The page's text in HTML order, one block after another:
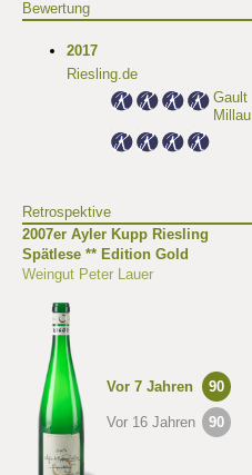
Bewertung
2017
Riesling.de
Gault
Millau
Retrospektive
2007er Ayler Kupp Riesling
Spätlese ** Edition Gold
Weingut Peter Lauer
Vor 7 Jahren 90
Vor 16 Jahren 90